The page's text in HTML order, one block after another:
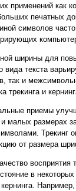
применений как
печатных
символов
ширины для
текста
так и
трекинга и
приемы
малых размерах
Трекинг
от размера
восприятия
в